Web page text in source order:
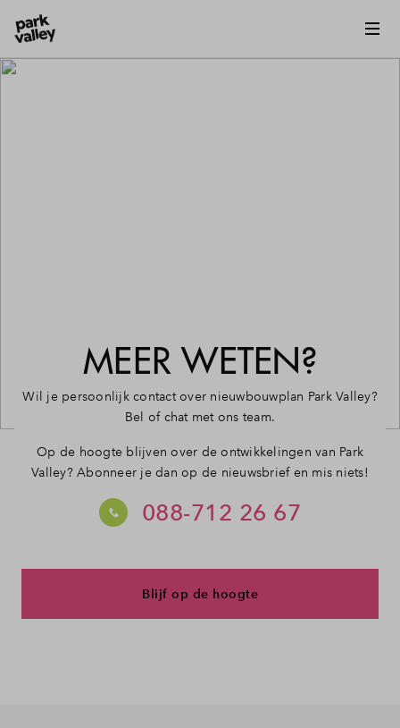
MEER WETEN?
Wil je persoonlijk contact over nieuwbouwplan Park Valley?
Bel of chat met ons team.
Op de hoogte blijven over de ontwikkelingen van Park
Valley? Abonneer je dan op de nieuwsbrief en mis niets!
088-712 26 67
Blijf op de hoogte